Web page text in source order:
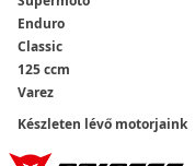
Enduro
Classic
125 ccm
Varez
Készleten lévő motorjaink